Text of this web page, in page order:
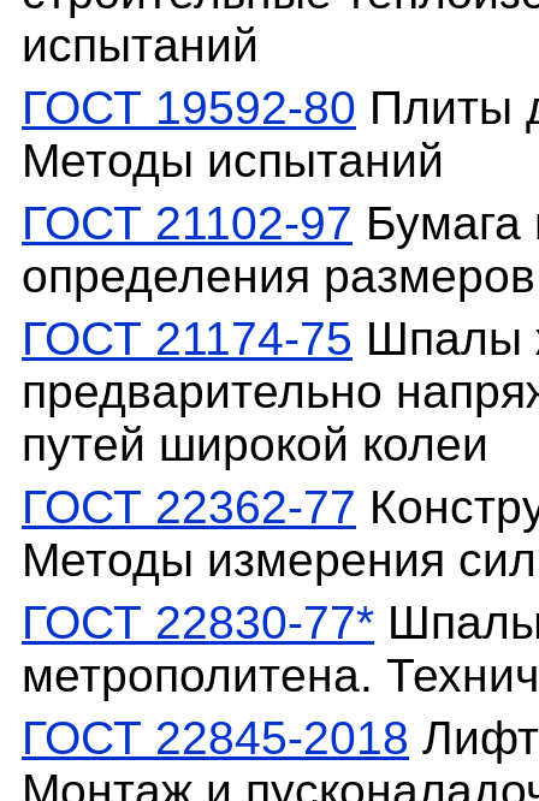
испытаний
ГОСТ 19592-80 Плиты
Методы испытаний
ГОСТ 21102-97
определения
ГОСТ 21174-75 Шпалы
предварительно
путей широкой колеи
ГОСТ 22362-77
Методы измерения
ГОСТ 22830-77*
метрополитена.
ГОСТ 22845-2018